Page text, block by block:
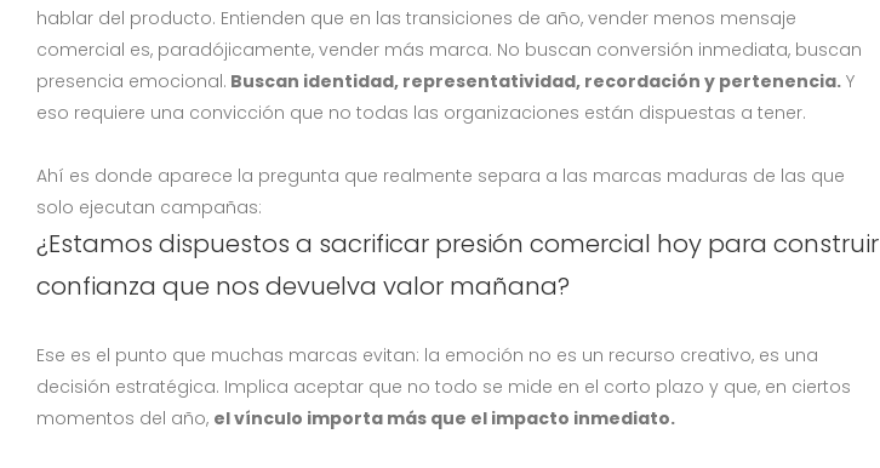
hablar del producto. Entienden que en las transiciones de año, vender menos mensaje
comercial es, paradójicamente, vender más marca. No buscan conversión inmediata, buscan
presencia emocional. Buscan identidad, representatividad, recordación y pertenencia. Y
eso requiere una convicción que no todas las organizaciones están dispuestas a tener.
Ahí es donde aparece la pregunta que realmente separa a las marcas maduras de las que
solo ejecutan campañas:
¿Estamos dispuestos a sacrificar presión comercial hoy para construir
confianza que nos devuelva valor mañana?
Ese es el punto que muchas marcas evitan: la emoción no es un recurso creativo, es una
decisión estratégica. Implica aceptar que no todo se mide en el corto plazo y que, en ciertos
momentos del año, el vínculo importa más que el impacto inmediato.